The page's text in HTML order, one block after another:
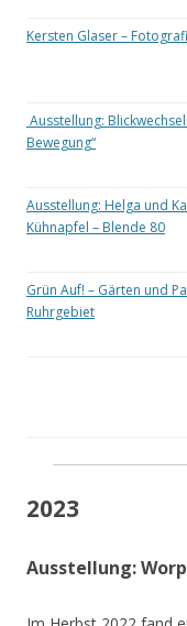
Kersten Glaser –
Ausstellung:
Bewegung“
Ausstellung: Helga und
Kühnapfel – Blende 80
Grün Auf! – Gärten und
Ruhrgebiet
2023
Ausstellung: